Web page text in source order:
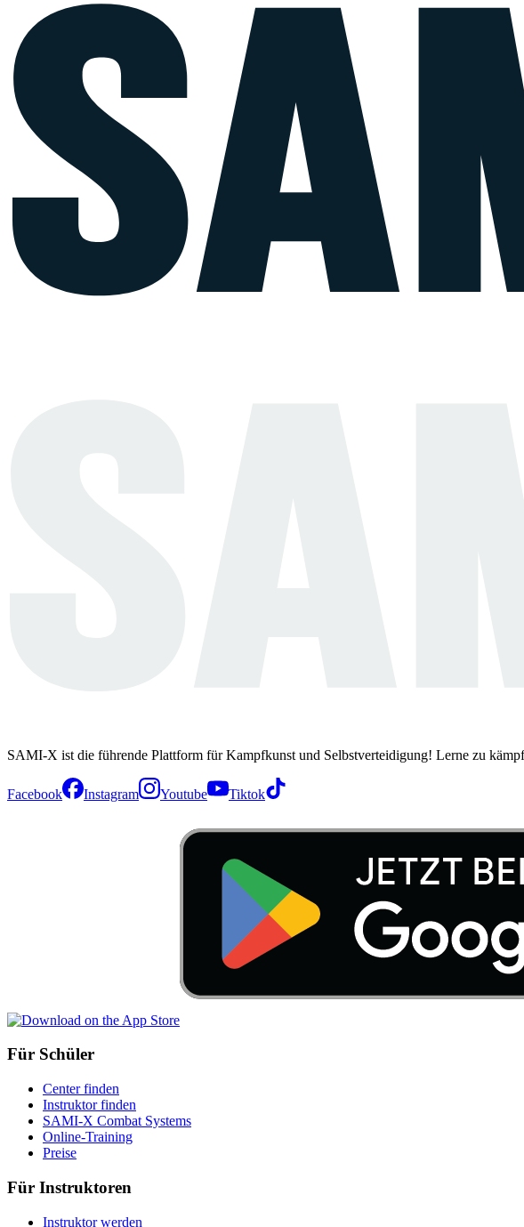
SAMI-X ist die führende Plattform für Kampfkunst und Selbstverteidigung! Lerne zu
Facebook Instagram Youtube Tiktok
Für Schüler
Center finden
Instruktor finden
SAMI-X Combat Systems
Online-Training
Preise
Für Instruktoren
Instruktor werden